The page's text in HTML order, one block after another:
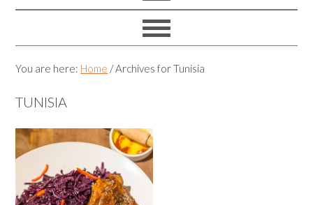
You are here: Home /Archives for Tunisia
TUNISIA